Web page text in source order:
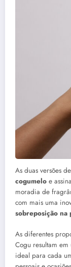
As duas versões
cogumelo e
moradia de
com mais uma
sobreposição na
As diferentes
Cogu resultam
ideal para cada